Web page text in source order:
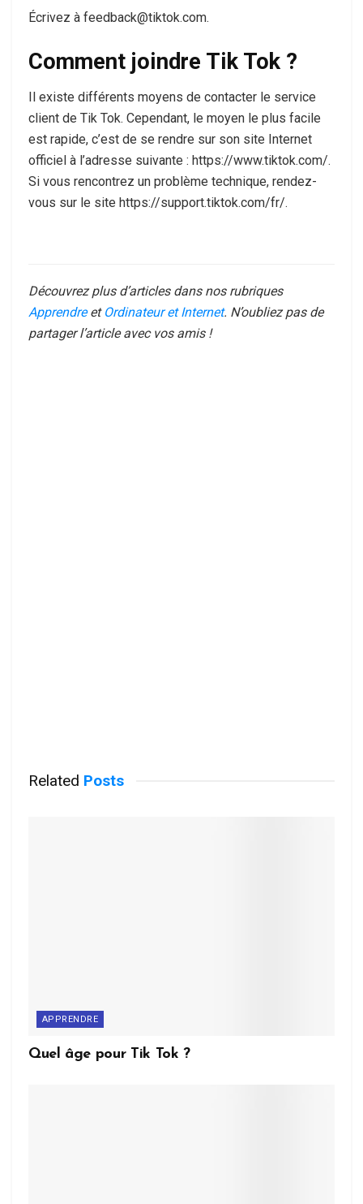
Écrivez à feedback@tiktok.com.
Comment joindre Tik Tok ?
Il existe différents moyens de contacter le service
client de Tik Tok. Cependant, le moyen le plus facile
est rapide, c’est de se rendre sur son site Internet
officiel à l’adresse suivante : https://www.tiktok.com/.
Si vous rencontrez un problème technique, rendez-
vous sur le site https://support.tiktok.com/fr/.
Découvrez plus d’articles dans nos rubriques
Apprendreet Ordinateur et Internet. N’oubliez pas de
partager l’article avec vos amis !
Related Posts
APPRENDRE
Quel âge pour Tik Tok ?